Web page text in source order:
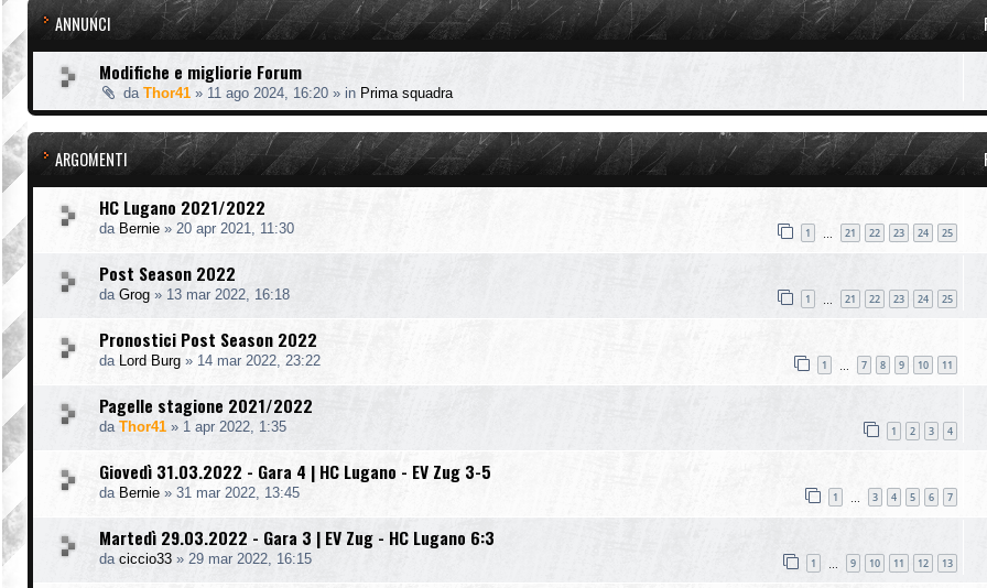
ANNUNCI
Modifiche e migliorie Forum
da Thor41 » 11 ago 2024, 16:20 » in Prima squadra
ARGOMENTI
HC Lugano 2021/2022
da Bernie » 20 apr 2021, 11:30 1 21 22 23 24 25
Post Season 2022
da Grog » 13 mar 2022, 16:18 1 21 22 23 24 25
Pronostici Post Season 2022
da Lord Burg » 14 mar 2022, 23:22 1 7 8 9 10 11
Pagelle stagione 2021/2022
da Thor41 » 1 apr 2022, 1:35 1 2 3 4
Giovedì 31.03.2022 - Gara 4 | HC Lugano - EV Zug 3-5
da Bernie » 31 mar 2022, 13:45 1 3 4 5 6 7
Martedì 29.03.2022 - Gara 3 | EV Zug - HC Lugano 6:3
da ciccio33 » 29 mar 2022, 16:15 1 9 10 11 12 13